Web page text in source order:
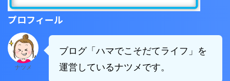
プロフィール
ナツメ
ブログ「ハマでこそだてライフ」を
運営しているナツメです。